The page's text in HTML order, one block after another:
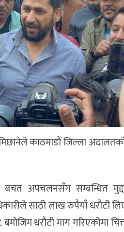
काठमाडौं जिल्ला
बचत अपचलनसँग सम्बन्धित
साठी लाख रुपैयाँ धरौटी
बमोजिम धरौटी माग गरिएकोमा